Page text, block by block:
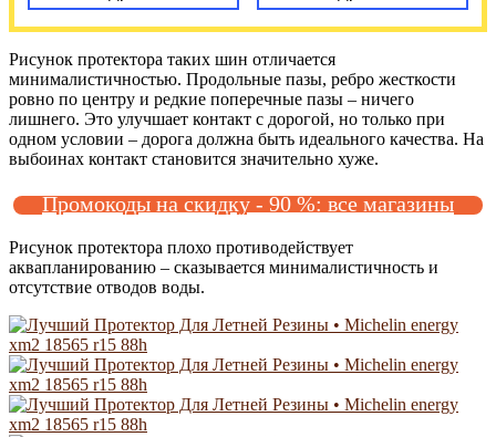
Рисунок протектора таких шин отличается
минималистичностью. Продольные пазы, ребро жесткости
ровно по центру и редкие поперечные пазы – ничего
лишнего. Это улучшает контакт с дорогой, но только при
одном условии – дорога должна быть идеального качества. На
выбоинах контакт становится значительно хуже.
Промокоды на скидку - 90 %: все магазины
Рисунок протектора плохо противодействует
аквапланированию – сказывается минималистичность и
отсутствие отводов воды.